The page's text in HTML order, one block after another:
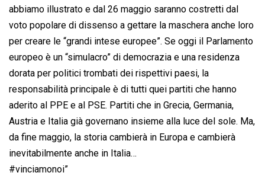
abbiamo illustrato e dal 26 maggio saranno costretti dal
voto popolare di dissenso a gettare la maschera anche loro
per creare le “grandi intese europee”. Se oggi il Parlamento
europeo è un “simulacro” di democrazia e una residenza
dorata per politici trombati dei rispettivi paesi, la
responsabilità principale è di tutti quei partiti che hanno
aderito al PPE e al PSE. Partiti che in Grecia, Germania,
Austria e Italia già governano insieme alla luce del sole. Ma,
da fine maggio, la storia cambierà in Europa e cambierà
inevitabilmente anche in Italia…
#vinciamonoi”